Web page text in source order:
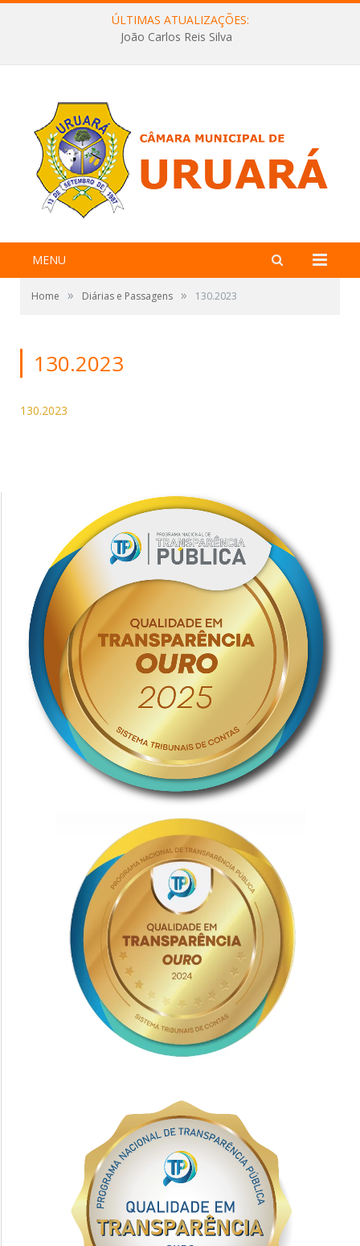
ÚLTIMAS ATUALIZAÇÕES:
João Carlos Reis Silva
MENU
Home » Diárias e Passagens » 130.2023
130.2023
130.2023